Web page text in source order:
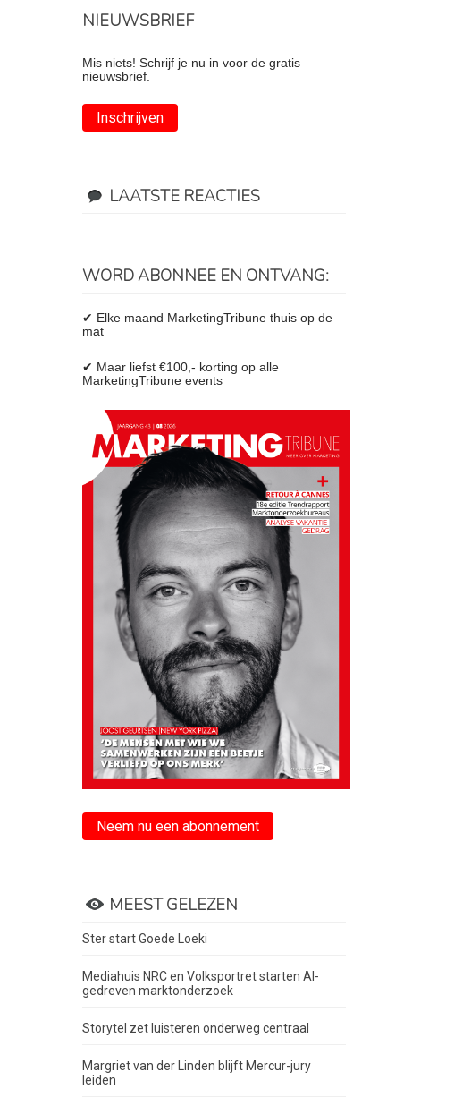
NIEUWSBRIEF
Mis niets! Schrijf je nu in voor de gratis
nieuwsbrief.
Inschrijven
LAATSTE REACTIES
WORD ABONNEE EN ONTVANG:
✔ Elke maand MarketingTribune thuis op de
mat
✔ Maar liefst €100,- korting op alle
MarketingTribune events
Neem nu een abonnement
MEEST GELEZEN
Ster start Goede Loeki
Mediahuis NRC en Volksportret starten AI-
gedreven marktonderzoek
Storytel zet luisteren onderweg centraal
Margriet van der Linden blijft Mercur-jury
leiden